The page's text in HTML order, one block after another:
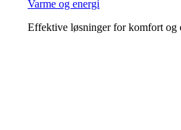
Varme og energi
Effektive løsninger for komfort og